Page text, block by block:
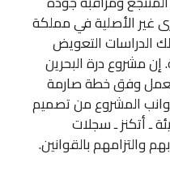
غير الأصلية في مملكة
الدراسات التعويض
مشروع درة البحرين
ويعمل وفق خطة صارمة
جوانب المشروع من تصميم
ـ أتكنز ـ سجلات
والتزامهم بالقوانين.